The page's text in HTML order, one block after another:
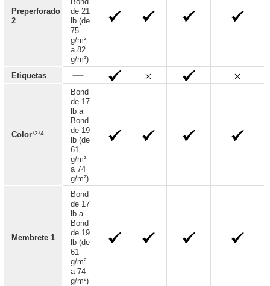
Preperforado
2
de 21
lb (de
75
g/m²
a 82
g/m²)
Etiquetas
Color*3*4
Bond
de 17
lb a
Bond
de 19
lb (de
61
g/m²
a 74
g/m²)
Membrete 1
Bond
de 17
lb a
Bond
de 19
lb (de
61
g/m²
a 74
g/m²)